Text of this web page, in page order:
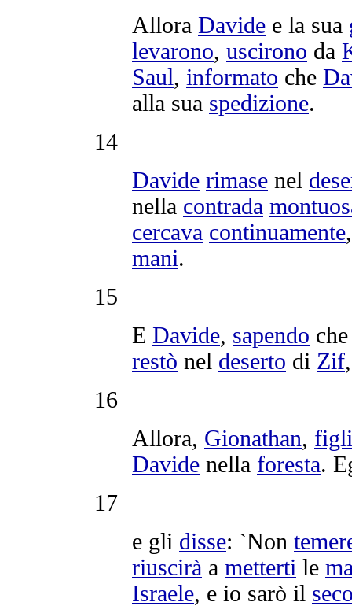
Allora Davide e la sua
levarono, uscirono da
Saul, informato che
alla sua spedizione.
14
Davide rimase nel
nella contrada
cercava continuamente
mani.
15
E Davide, sapendo
restò nel deserto di Zif
16
Allora, Gionathan,
Davide nella foresta.
17
e gli disse: `Non
riuscirà a metterti le
Israele, e io sarò il